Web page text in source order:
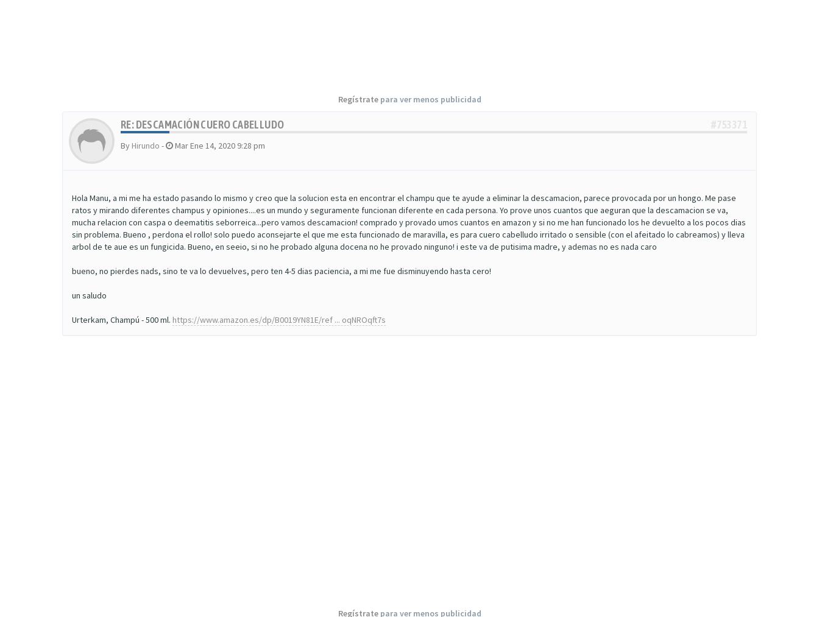
Regístratepara ver menos publicidad
RE: DESCAMACIÓN CUERO CABELLUDO
By Hirundo - Mar Ene 14, 2020 9:28 pm
Hola Manu, a mi me ha estado pasando lo mismo y creo que la solucion esta en encontrar el champu que te ayude a eliminar la descamacion, parece provocada por un hongo. Me pase
ratos y mirando diferentes champus y opiniones....es un mundo y seguramente funcionan diferente en cada persona. Yo prove unos cuantos que aeguran que la descamacion se va,
mucha relacion con caspa o deematitis seborreica...pero vamos descamacion! comprado y provado umos cuantos en amazon y si no me han funcionado los he devuelto a los pocos dias
sin problema. Bueno , perdona el rollo! solo puedo aconsejarte el que me esta funcionado de maravilla, es para cuero cabelludo irritado o sensible (con el afeitado lo cabreamos) y lleva
arbol de te aue es un fungicida. Bueno, en seeio, si no he probado alguna docena no he provado ninguno! i este va de putisima madre, y ademas no es nada caro
bueno, no pierdes nads, sino te va lo devuelves, pero ten 4-5 dias paciencia, a mi me fue disminuyendo hasta cero!
un saludo
Urterkam, Champú - 500 ml. https://www.amazon.es/dp/B0019YN81E/ref ... oqNROqft7s
Regístratepara ver menos publicidad